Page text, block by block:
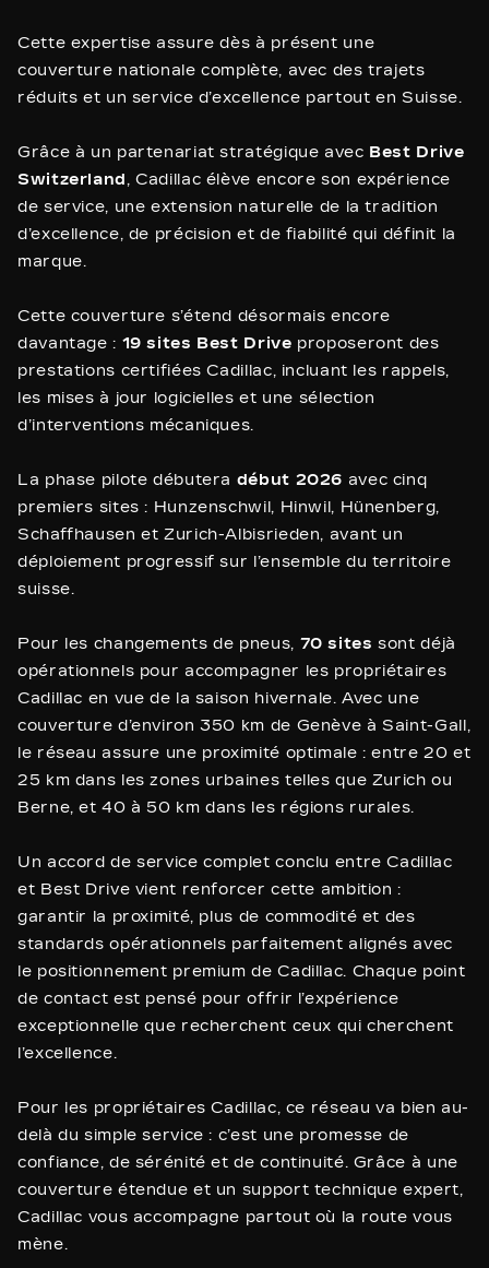
Cette expertise assure dès à présent une
couverture nationale complète, avec des trajets
réduits et un service d’excellence partout en Suisse.
Grâce à un partenariat stratégique avec Best Drive
Switzerland, Cadillac élève encore son expérience
de service, une extension naturelle de la tradition
d’excellence, de précision et de fiabilité qui définit la
marque.
Cette couverture s’étend désormais encore
davantage : 19 sites Best Drive proposeront des
prestations certifiées Cadillac, incluant les rappels,
les mises à jour logicielles et une sélection
d’interventions mécaniques.
La phase pilote débutera début 2026 avec cinq
premiers sites : Hunzenschwil, Hinwil, Hünenberg,
Schaffhausen et Zurich-Albisrieden, avant un
déploiement progressif sur l’ensemble du territoire
suisse.
Pour les changements de pneus, 70 sites sont déjà
opérationnels pour accompagner les propriétaires
Cadillac en vue de la saison hivernale. Avec une
couverture d’environ 350 km de Genève à Saint-Gall,
le réseau assure une proximité optimale : entre 20 et
25 km dans les zones urbaines telles que Zurich ou
Berne, et 40 à 50 km dans les régions rurales.
Un accord de service complet conclu entre Cadillac
et Best Drive vient renforcer cette ambition :
garantir la proximité, plus de commodité et des
standards opérationnels parfaitement alignés avec
le positionnement premium de Cadillac. Chaque point
de contact est pensé pour offrir l’expérience
exceptionnelle que recherchent ceux qui cherchent
l’excellence.
Pour les propriétaires Cadillac, ce réseau va bien au-
delà du simple service : c’est une promesse de
confiance, de sérénité et de continuité. Grâce à une
couverture étendue et un support technique expert,
Cadillac vous accompagne partout où la route vous
mène.